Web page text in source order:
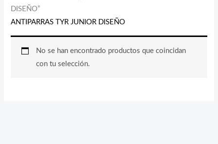
DISEÑO”
ANTIPARRAS TYR JUNIOR DISEÑO
No se han encontrado productos que coincidan
con tu selección.